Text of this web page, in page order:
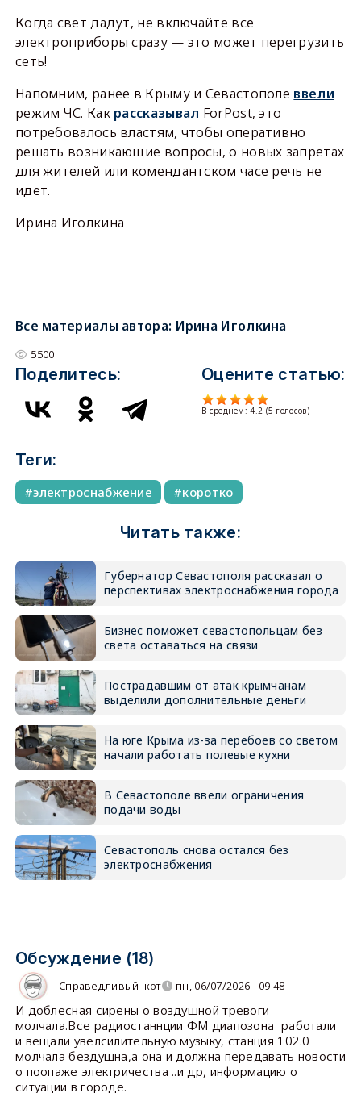
Когда свет дадут, не включайте все
электроприборы сразу — это может перегрузить
сеть!
Напомним, ранее в Крыму и Севастополе ввели
режим ЧС. Как рассказывал ForPost, это
потребовалось властям, чтобы оперативно
решать возникающие вопросы, о новых запретах
для жителей или комендантском часе речь не
идёт.
Ирина Иголкина
Все материалы автора: Ирина Иголкина
5500
Поделитесь: Оцените статью:
В среднем:4.2 (5 голосов)
Теги:
электроснабжение коротко
Читать также:
Губернатор Севастополя рассказал о
перспективах электроснабжения города
Бизнес поможет севастопольцам без
света оставаться на связи
Пострадавшим от атак крымчанам
выделили дополнительные деньги
На юге Крыма из-за перебоев со светом
начали работать полевые кухни
В Севастополе ввели ограничения
подачи воды
Севастополь снова остался без
электроснабжения
Обсуждение (18)
Справедливый_кот пн, 06/07/2026 - 09:48
И доблесная сирены о воздушной тревоги
молчала.Все радиостаннции ФМ диапозона работали
и вещали увелсилительную музыку, станция 102.0
молчала бездушна,а она и должна передавать новости
о поопаже электричества ..и др, информацию о
ситуации в городе.